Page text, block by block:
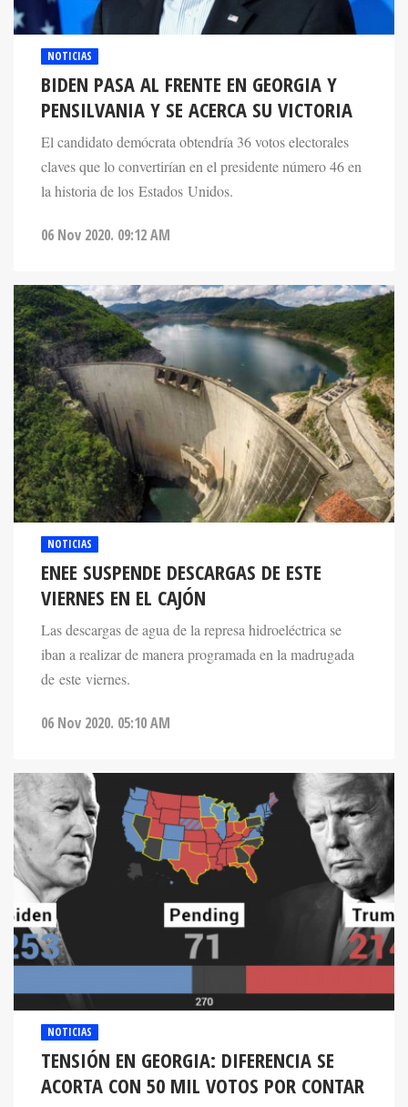
NOTICIAS
BIDEN PASA AL FRENTE EN GEORGIA Y
PENSILVANIA Y SE ACERCA SU VICTORIA
El candidato demócrata obtendría 36 votos electorales
claves que lo convertirían en el presidente número 46 en
la historia de los Estados Unidos.
06 Nov 2020. 09:12 AM
NOTICIAS
ENEE SUSPENDE DESCARGAS DE ESTE
VIERNES EN EL CAJÓN
Las descargas de agua de la represa hidroeléctrica se
iban a realizar de manera programada en la madrugada
de este viernes.
06 Nov 2020. 05:10 AM
NOTICIAS
TENSIÓN EN GEORGIA: DIFERENCIA SE
ACORTA CON 50 MIL VOTOS POR CONTAR